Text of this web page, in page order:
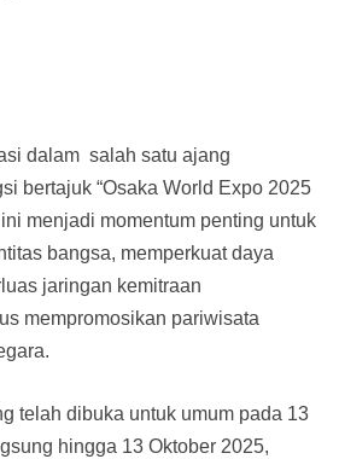
dalam salah satu ajang
bertajuk “Osaka World Expo 2025
menjadi momentum penting untuk
bangsa, memperkuat daya
jaringan kemitraan
mempromosikan pariwisata
telah dibuka untuk umum pada 13
hingga 13 Oktober 2025,